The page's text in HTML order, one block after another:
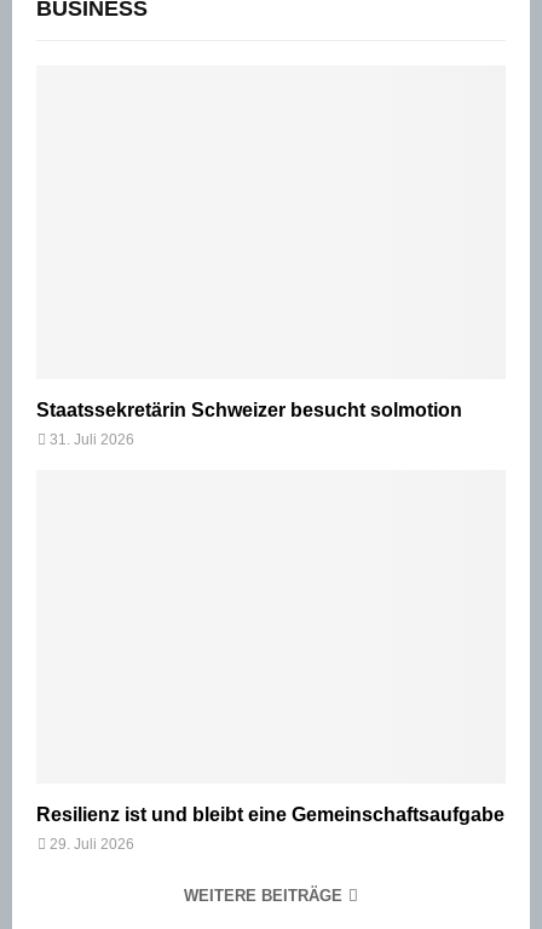
BUSINESS
Staatssekretärin Schweizer besucht solmotion
31. Juli 2026
Resilienz ist und bleibt eine Gemeinschaftsaufgabe
29. Juli 2026
WEITERE BEITRÄGE